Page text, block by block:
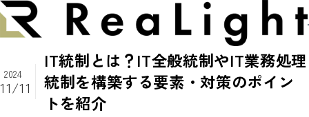
ReaLightについて
IT統制とは？IT全般統制やIT業務処理
統制を構築する要素・対策のポイン
トを紹介
2024
11/11